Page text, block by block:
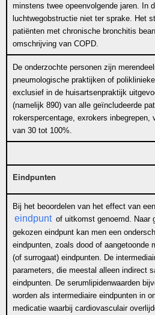
minstens twee opeenvolgende jaren. In
luchtwegobstructie niet ter sprake. Het
patiënten met chronische bronchitis
omschrijving van COPD.
De onderzochte personen zijn
pneumologische praktijken of
exclusief in de huisartsenpraktijk
(namelijk 890) van alle geïncludeerde
rokerspercentage, exrokers inbegrepen,
van 30 tot 100%.
Eindpunten
Bij het beoordelen van het effect van
eindpunt of uitkomst genoemd. Naar
gekozen eindpunt kan men een
eindpunten, zoals dood of aangetoonde
(of surrogaat) eindpunten. De
parameters, die meestal alleen indirect
eindpunten. De serumlipidenwaarden
worden als intermediaire eindpunten in
medicatie waarbij cardiovasculair